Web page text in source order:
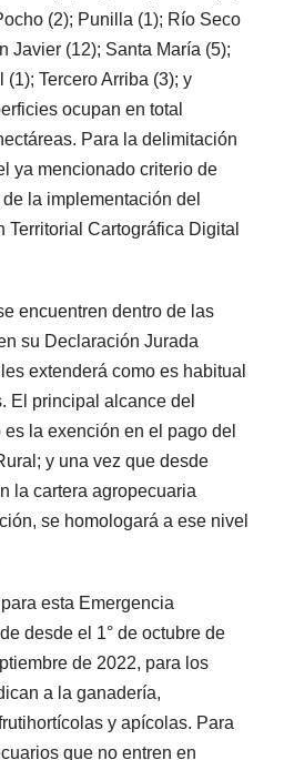
(2); Punilla (1); Río Seco
Javier (12); Santa María (5);
(1); Tercero Arriba (3); y
ocupan en total
Para la delimitación
ya mencionado criterio de
la implementación del
Territorial Cartográfica Digital
encuentren dentro de las
su Declaración Jurada
extenderá como es habitual
El principal alcance del
la exención en el pago del
y una vez que desde
la cartera agropecuaria
se homologará a ese nivel
esta Emergencia
desde el 1° de octubre de
de 2022, para los
a la ganadería,
y apícolas. Para
que no entren en